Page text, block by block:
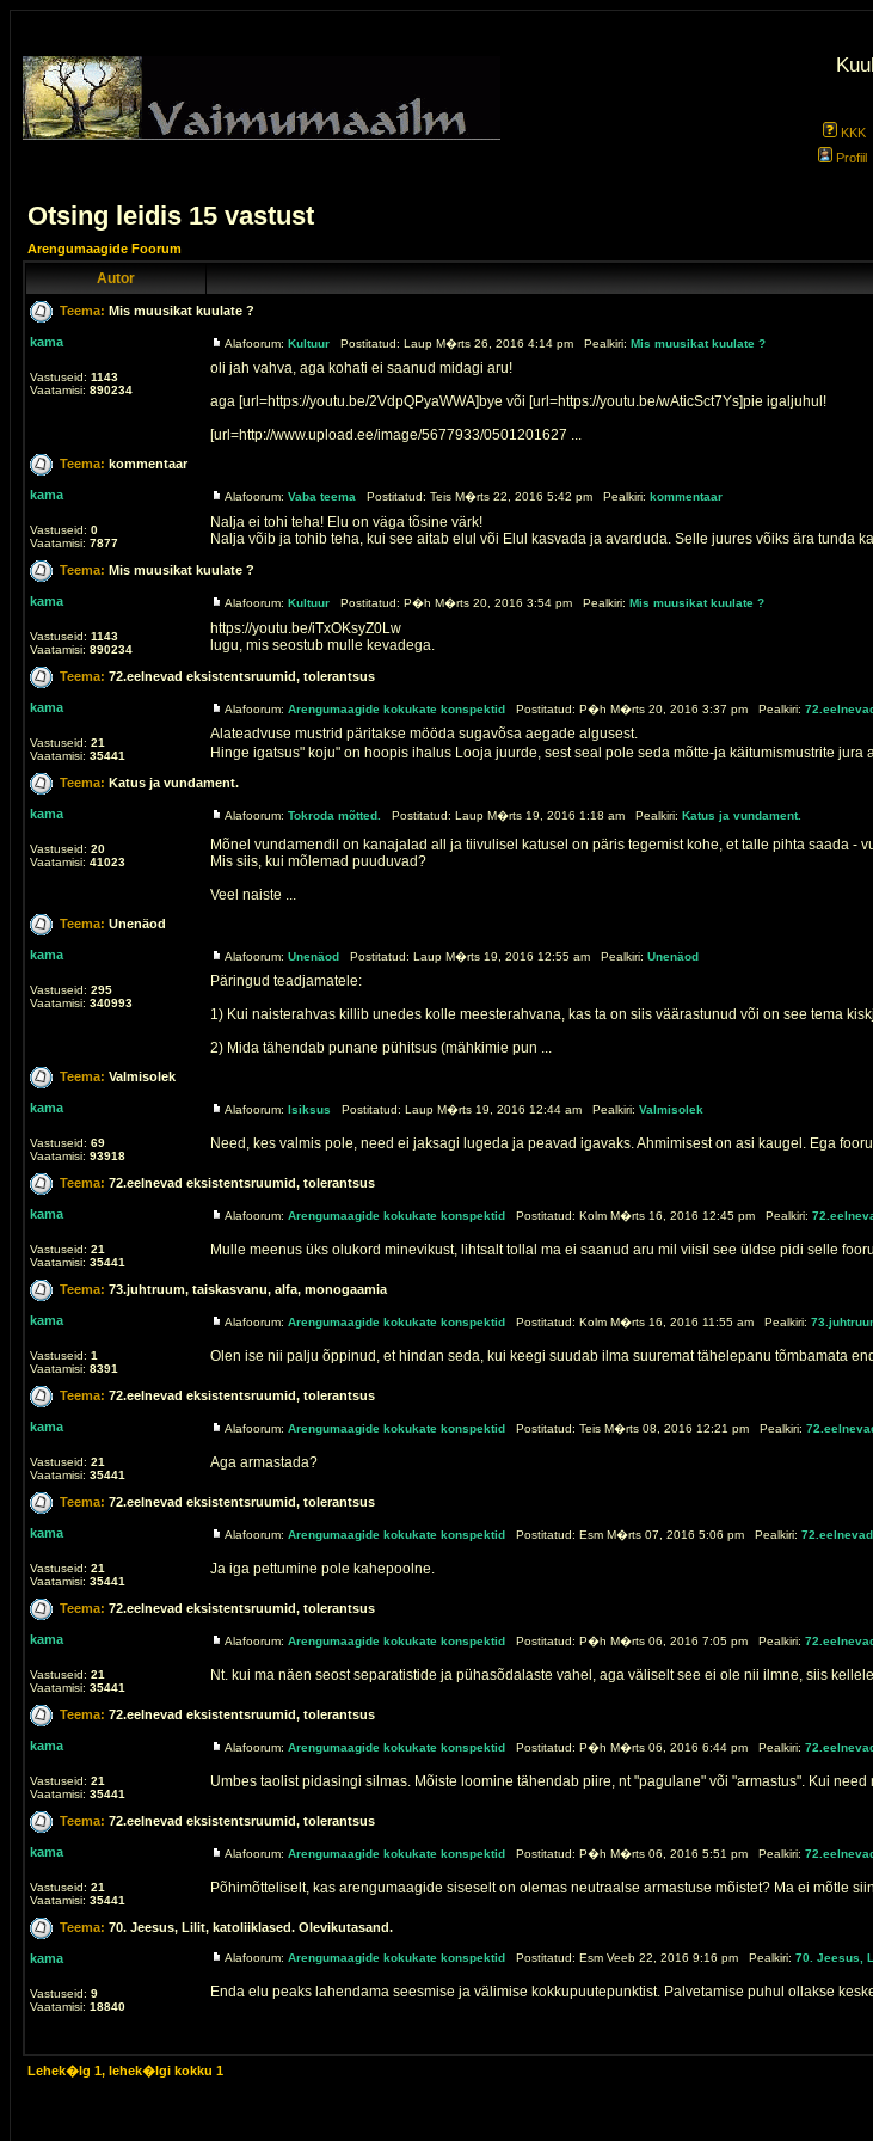
KKK
Profiil
Otsing leidis 15 vastust
Arengumaagide Foorum
Autor
Teema: Mis muusikat kuulate ?
kama
Vastuseid: 1143
Vaatamisi: 890234
Alafoorum: Kultuur Postitatud: Laup M�rts 26, 2016 4:14 pm Pealkiri: Mis muusikat kuulate ?
oli jah vahva, aga kohati ei saanud midagi aru!
aga [url=https://youtu.be/2VdpQPyaWWA]bye või [url=https://youtu.be/wAticSct7Ys]pie igaljuhul!
[url=http://www.upload.ee/image/5677933/0501201627 ...
Teema: kommentaar
kama
Vastuseid: 0
Vaatamisi: 7877
Alafoorum: Vaba teema Postitatud: Teis M�rts 22, 2016 5:42 pm Pealkiri: kommentaar
Nalja ei tohi teha! Elu on väga tõsine värk!
Nalja võib ja tohib teha, kui see aitab elul või Elul kasvada ja avarduda. Selle juures võiks ära tunda
Teema: Mis muusikat kuulate ?
kama
Vastuseid: 1143
Vaatamisi: 890234
Alafoorum: Kultuur Postitatud: P�h M�rts 20, 2016 3:54 pm Pealkiri: Mis muusikat kuulate ?
https://youtu.be/iTxOKsyZ0Lw
lugu, mis seostub mulle kevadega.
Teema: 72.eelnevad eksistentsruumid, tolerantsus
kama
Vastuseid: 21
Vaatamisi: 35441
Alafoorum: Arengumaagide kokukate konspektid Postitatud: P�h M�rts 20, 2016 3:37 pm Pealkiri:
Alateadvuse mustrid päritakse mööda sugavõsa aegade algusest.
Hinge igatsus" koju" on hoopis ihalus Looja juurde, sest seal pole seda mõtte-ja käitumismustrite
Teema: Katus ja vundament.
kama
Vastuseid: 20
Vaatamisi: 41023
Alafoorum: Tokroda mõtted. Postitatud: Laup M�rts 19, 2016 1:18 am Pealkiri: Katus ja vundament.
Mõnel vundamendil on kanajalad all ja tiivulisel katusel on päris tegemist kohe, et talle pihta saada -
Mis siis, kui mõlemad puuduvad?
Veel naiste ...
Teema: Unenäod
kama
Vastuseid: 295
Vaatamisi: 340993
Alafoorum: Unenäod Postitatud: Laup M�rts 19, 2016 12:55 am Pealkiri: Unenäod
Päringud teadjamatele:
1) Kui naisterahvas killib unedes kolle meesterahvana, kas ta on siis väärastunud või on see tema
2) Mida tähendab punane pühitsus (mähkimie pun ...
Teema: Valmisolek
kama
Vastuseid: 69
Vaatamisi: 93918
Alafoorum: Isiksus Postitatud: Laup M�rts 19, 2016 12:44 am Pealkiri: Valmisolek
Need, kes valmis pole, need ei jaksagi lugeda ja peavad igavaks. Ahmimisest on asi kaugel. Ega
Teema: 72.eelnevad eksistentsruumid, tolerantsus
kama
Vastuseid: 21
Vaatamisi: 35441
Alafoorum: Arengumaagide kokukate konspektid Postitatud: Kolm M�rts 16, 2016 12:45 pm Pealkiri:
Mulle meenus üks olukord minevikust, lihtsalt tollal ma ei saanud aru mil viisil see üldse pidi selle
Teema: 73.juhtruum, taiskasvanu, alfa, monogaamia
kama
Vastuseid: 1
Vaatamisi: 8391
Alafoorum: Arengumaagide kokukate konspektid Postitatud: Kolm M�rts 16, 2016 11:55 am Pealkiri:
Olen ise nii palju õppinud, et hindan seda, kui keegi suudab ilma suuremat tähelepanu tõmbamata
Teema: 72.eelnevad eksistentsruumid, tolerantsus
kama
Vastuseid: 21
Vaatamisi: 35441
Alafoorum: Arengumaagide kokukate konspektid Postitatud: Teis M�rts 08, 2016 12:21 pm Pealkiri:
Aga armastada?
Teema: 72.eelnevad eksistentsruumid, tolerantsus
kama
Vastuseid: 21
Vaatamisi: 35441
Alafoorum: Arengumaagide kokukate konspektid Postitatud: Esm M�rts 07, 2016 5:06 pm Pealkiri:
Ja iga pettumine pole kahepoolne.
Teema: 72.eelnevad eksistentsruumid, tolerantsus
kama
Vastuseid: 21
Vaatamisi: 35441
Alafoorum: Arengumaagide kokukate konspektid Postitatud: P�h M�rts 06, 2016 7:05 pm Pealkiri:
Nt. kui ma näen seost separatistide ja pühasõdalaste vahel, aga väliselt see ei ole nii ilmne, siis
Teema: 72.eelnevad eksistentsruumid, tolerantsus
kama
Vastuseid: 21
Vaatamisi: 35441
Alafoorum: Arengumaagide kokukate konspektid Postitatud: P�h M�rts 06, 2016 6:44 pm Pealkiri:
Umbes taolist pidasingi silmas. Mõiste loomine tähendab piire, nt "pagulane" või "armastus". Kui
Teema: 72.eelnevad eksistentsruumid, tolerantsus
kama
Vastuseid: 21
Vaatamisi: 35441
Alafoorum: Arengumaagide kokukate konspektid Postitatud: P�h M�rts 06, 2016 5:51 pm Pealkiri:
Põhimõtteliselt, kas arengumaagide siseselt on olemas neutraalse armastuse mõistet? Ma ei mõtle
Teema: 70. Jeesus, Lilit, katoliiklased. Olevikutasand.
kama
Vastuseid: 9
Vaatamisi: 18840
Alafoorum: Arengumaagide kokukate konspektid Postitatud: Esm Veeb 22, 2016 9:16 pm Pealkiri: 70. Jeesus,
Enda elu peaks lahendama seesmise ja välimise kokkupuutepunktist. Palvetamise puhul ollakse
Lehek�lg 1, lehek�lgi kokku 1